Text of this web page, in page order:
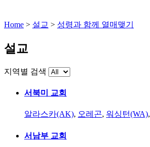
Home > 설교 > 성령과 함께 열매맺기
설교
지역별 검색
서북미 교회
알라스카(AK), 오레곤, 워싱턴(WA),
서남부 교회